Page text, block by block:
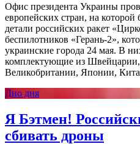
Офис президента Украины
европейских стран, на
детали российских ракет
беспилотников «Герань-2»,
украинские города 24 мая. В
комплектующие из
Великобритании, Японии,
Дно дня
Я Бэтмен!
сбивать дроны